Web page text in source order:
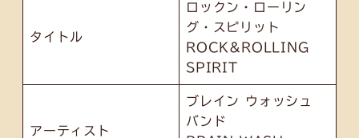
タイトル
ロックン・ローリン
グ・スピリット
ROCK&ROLLING
SPIRIT
アーティスト
ブレイン ウォッシュ
バンド